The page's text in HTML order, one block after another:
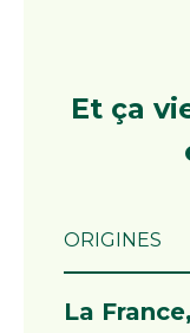
Et ça
ORIGINES
La